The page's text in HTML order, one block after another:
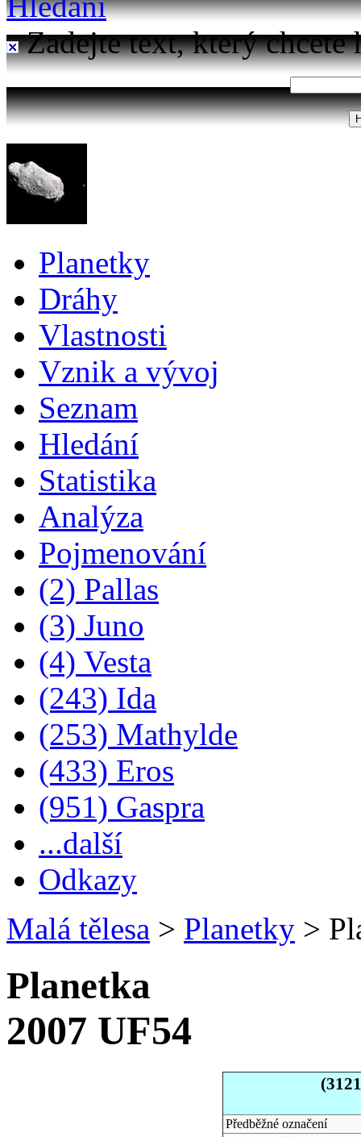
Zadejte text, který chcete
Planetky
Dráhy
Vlastnosti
Vznik a vývoj
Seznam
Hledání
Statistika
Analýza
Pojmenování
(2) Pallas
(3) Juno
(4) Vesta
(243) Ida
(253) Mathylde
(433) Eros
(951) Gaspra
...další
Odkazy
Malá tělesa > Planetky >
Planetka
2007 UF54
Předběžné označení